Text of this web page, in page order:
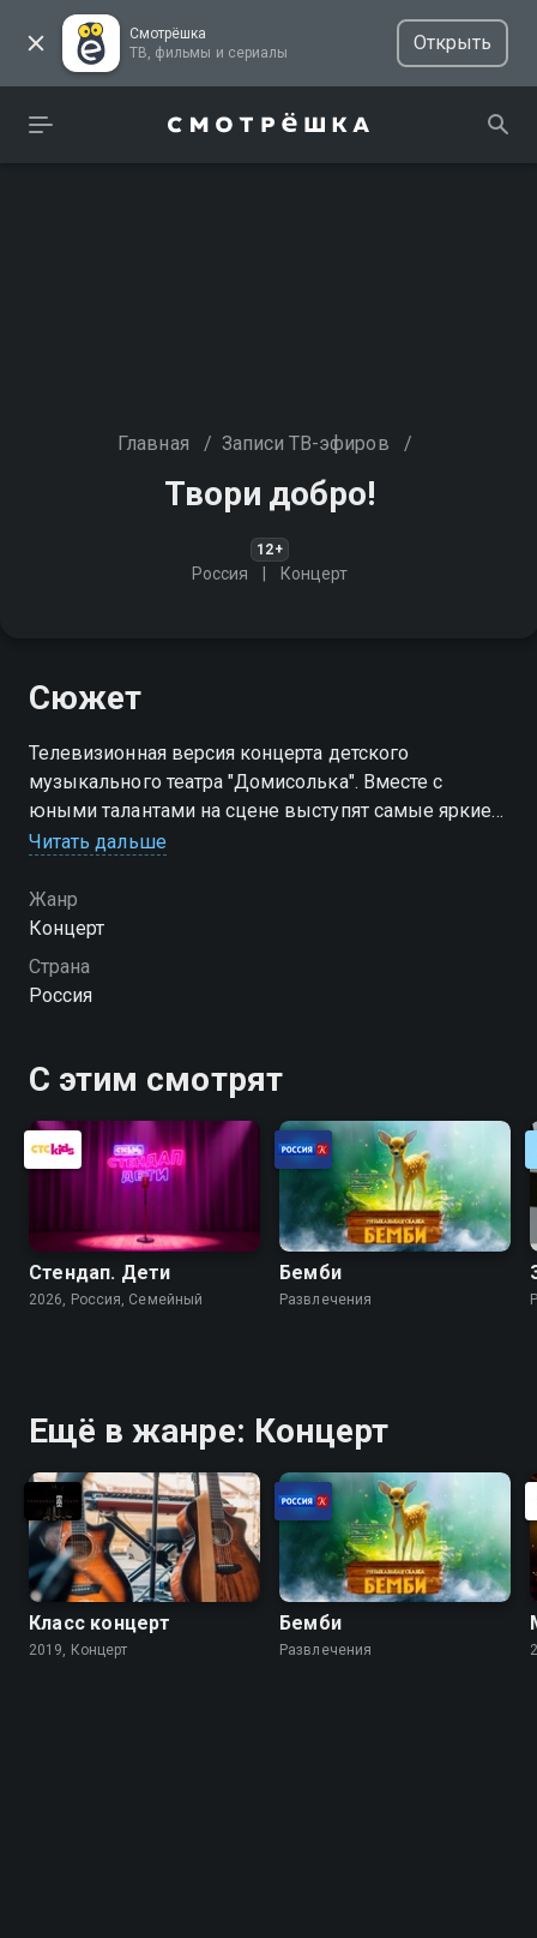
Смотрёшка
ТВ, фильмы и сериалы
Открыть
Главная / Записи ТВ-эфиров /
Твори добро!
12+
Россия Концерт
Сюжет
Телевизионная версия концерта детского
музыкального театра "Домисолька". Вместе с
юными талантами на сцене выступят самые яркие
звёзды отечественной эстрады, а также звёзды
Хачатуров
Читать дальше
Жанр
Концерт
Страна
Россия
С этим смотрят
Стендап. Дети
2026, Россия, Cемейный
Бемби
Развлечения
Ещё в жанре: Концерт
Класс концерт
2019, Концерт
Бемби
Развлечения